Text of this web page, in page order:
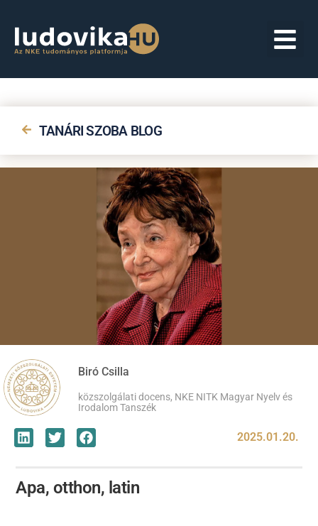
TANÁRI SZOBA BLOG
Biró Csilla
közszolgálati docens, NKE NITK Magyar Nyelv és
Irodalom Tanszék
2025.01.20.
Apa, otthon, latin